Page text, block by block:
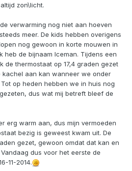
zon\licht.
verwarming nog niet aan hoeven
meer. De kids hebben overigens
nog gewoon in korte mouwen in
heb de bijnaam Iceman. Tijdens een
de thermostaat op 17,4 graden gezet
kachel aan kan wanneer we onder
op heden hebben we in huis nog
dus wat mij betreft bleef de
erg warm aan, dus mijn vermoeden
bezig is geweest kwam uit. De
gezet, gewoon omdat dat kan en
dus voor het eerste de
11-2014.